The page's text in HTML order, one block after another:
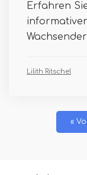
Erfahren
Lilith Ritschel
«